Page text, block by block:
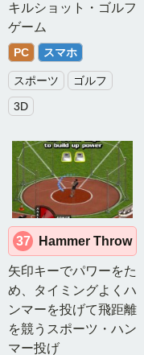
キルショット・ゴルフ
ゲーム
PC スマホ
スポーツ
ゴルフ
3D
37 Hammer Throw
矢印キーでパワーをた
め、タイミングよくハ
ンマーを投げて飛距離
を競うスポーツ・ハン
マー投げ